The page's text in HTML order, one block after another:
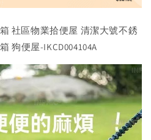
社區物業拾便屋 清潔大號不銹
狗便屋-IKCD004104A